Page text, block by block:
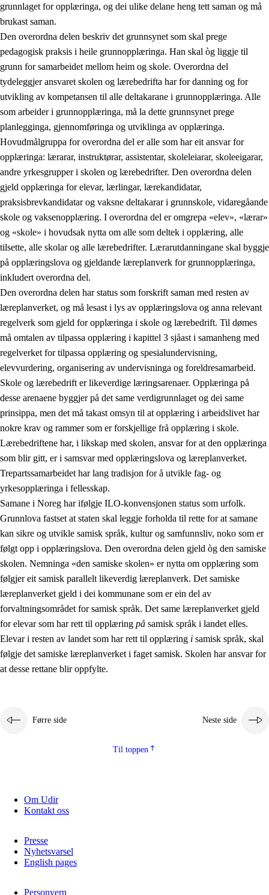
grunnlaget for opplæringa, og dei ulike delane heng tett saman og må
brukast saman.
Den overordna delen beskriv det grunnsynet som skal prege
pedagogisk praksis i heile grunnopplæringa. Han skal òg liggje til
grunn for samarbeidet mellom heim og skole. Overordna del
tydeleggjer ansvaret skolen og lærebedrifta har for danning og for
utvikling av kompetansen til alle deltakarane i grunnopplæringa. Alle
som arbeider i grunnopplæringa, må la dette grunnsynet prege
planlegginga, gjennomføringa og utviklinga av opplæringa.
Hovudmålgruppa for overordna del er alle som har eit ansvar for
opplæringa: lærarar, instruktørar, assistentar, skoleleiarar, skoleeigarar,
andre yrkesgrupper i skolen og lærebedrifter. Den overordna delen
gjeld opplæringa for elevar, lærlingar, lærekandidatar,
praksisbrevkandidatar og vaksne deltakarar i grunnskole, vidaregåande
skole og vaksenopplæring. I overordna del er omgrepa «elev», «lærar»
og «skole» i hovudsak nytta om alle som deltek i opplæring, alle
tilsette, alle skolar og alle lærebedrifter. Lærarutdanningane skal byggje
på opplæringslova og gjeldande læreplanverk for grunnopplæringa,
inkludert overordna del.
Den overordna delen har status som forskrift saman med resten av
læreplanverket, og må lesast i lys av opplæringslova og anna relevant
regelverk som gjeld for opplæringa i skole og lærebedrift. Til dømes
må omtalen av tilpassa opplæring i kapittel 3 sjåast i samanheng med
regelverket for tilpassa opplæring og spesialundervisning,
elevvurdering, organisering av undervisninga og foreldresamarbeid.
Skole og lærebedrift er likeverdige læringsarenaer. Opplæringa på
desse arenaene byggjer på det same verdigrunnlaget og dei same
prinsippa, men det må takast omsyn til at opplæring i arbeidslivet har
nokre krav og rammer som er forskjellige frå opplæring i skole.
Lærebedriftene har, i likskap med skolen, ansvar for at den opplæringa
som blir gitt, er i samsvar med opplæringslova og læreplanverket.
Trepartssamarbeidet har lang tradisjon for å utvikle fag- og
yrkesopplæringa i fellesskap.
Samane i Noreg har ifølgje ILO-konvensjonen status som urfolk.
Grunnlova fastset at staten skal leggje forholda til rette for at samane
kan sikre og utvikle samisk språk, kultur og samfunnsliv, noko som er
følgt opp i opplæringslova. Den overordna delen gjeld òg den samiske
skolen. Nemninga «den samiske skolen» er nytta om opplæring som
følgjer eit samisk parallelt likeverdig læreplanverk. Det samiske
læreplanverket gjeld i dei kommunane som er ein del av
forvaltningsområdet for samisk språk. Det same læreplanverket gjeld
for elevar som har rett til opplæring på samisk språk i landet elles.
Elevar i resten av landet som har rett til opplæring i samisk språk, skal
følgje det samiske læreplanverket i faget samisk. Skolen har ansvar for
at desse rettane blir oppfylte.
Førre side Neste side
Til toppen
Om Udir
Kontakt oss
Presse
Nyhetsvarsel
English pages
Personvern